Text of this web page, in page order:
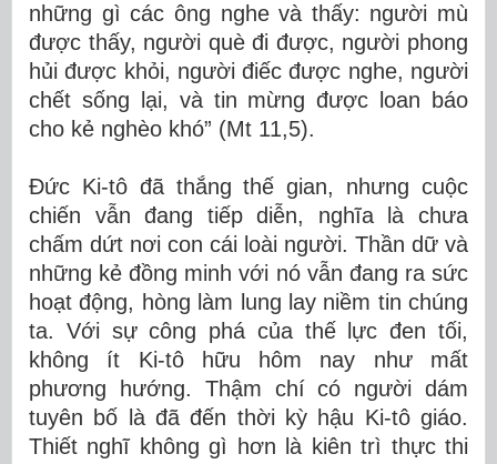
những gì các ông nghe và thấy: người mù
được thấy, người què đi được, người phong
hủi được khỏi, người điếc được nghe, người
chết sống lại, và tin mừng được loan báo
cho kẻ nghèo khó” (Mt 11,5).
Đức Ki-tô đã thắng thế gian, nhưng cuộc
chiến vẫn đang tiếp diễn, nghĩa là chưa
chấm dứt nơi con cái loài người. Thần dữ và
những kẻ đồng minh với nó vẫn đang ra sức
hoạt động, hòng làm lung lay niềm tin chúng
ta. Với sự công phá của thế lực đen tối,
không ít Ki-tô hữu hôm nay như mất
phương hướng. Thậm chí có người dám
tuyên bố là đã đến thời kỳ hậu Ki-tô giáo.
Thiết nghĩ không gì hơn là kiên trì thực thi